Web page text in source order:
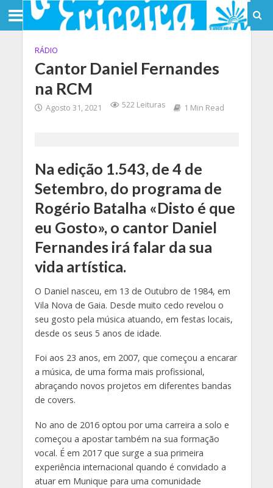
RÁDIO
Cantor Daniel Fernandes
na RCM
Agosto 31, 2021 522 Leituras 1 Min Read
Na edição 1.543, de 4 de
Setembro, do programa de
Rogério Batalha «Disto é que
eu Gosto», o cantor Daniel
Fernandes irá falar da sua
vida artística.
O Daniel nasceu, em 13 de Outubro de 1984, em
Vila Nova de Gaia. Desde muito cedo revelou o
seu gosto pela música atuando, em festas locais,
desde os seus 5 anos de idade.
Foi aos 23 anos, em 2007, que começou a encarar
a música, de uma forma mais profissional,
abraçando novos projetos em diferentes bandas
de covers.
No ano de 2016 optou por uma carreira a solo e
começou a apostar também na sua formação
vocal. É em 2017 que surge a sua primeira
experiência internacional quando é convidado a
atuar em Munique para uma comunidade